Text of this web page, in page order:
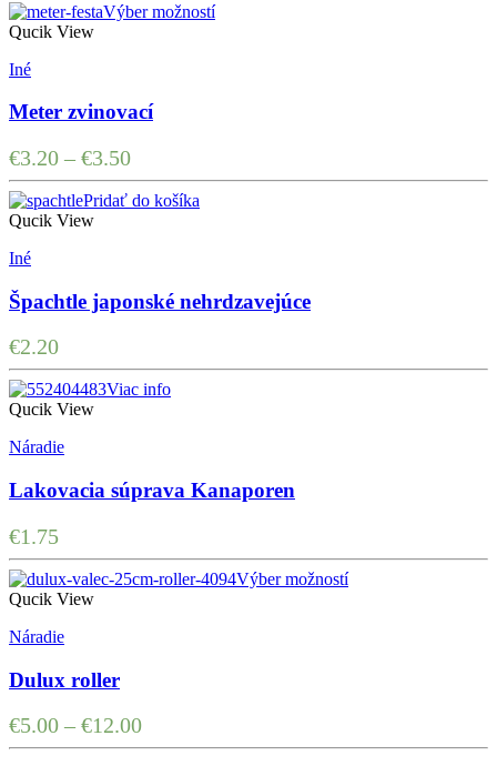
Výber možností
Qucik View
Iné
Meter zvinovací
€3.20 – €3.50
Pridať do košíka
Qucik View
Iné
Špachtle japonské nehrdzavejúce
€2.20
Viac info
Qucik View
Náradie
Lakovacia súprava Kanaporen
€1.75
Výber možností
Qucik View
Náradie
Dulux roller
€5.00 – €12.00